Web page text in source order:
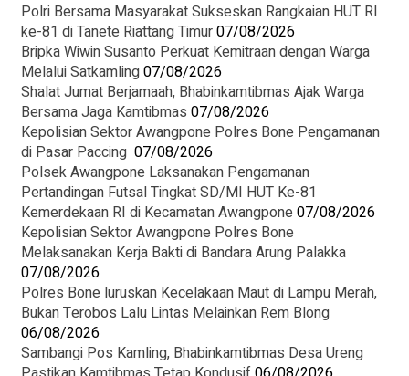
Polri Bersama Masyarakat Sukseskan Rangkaian HUT RI
ke-81 di Tanete Riattang Timur07/08/2026
Bripka Wiwin Susanto Perkuat Kemitraan dengan Warga
Melalui Satkamling07/08/2026
Shalat Jumat Berjamaah, Bhabinkamtibmas Ajak Warga
Bersama Jaga Kamtibmas 07/08/2026
Kepolisian Sektor Awangpone Polres Bone Pengamanan
di Pasar Paccing ‎ 07/08/2026
Polsek Awangpone Laksanakan Pengamanan
Pertandingan Futsal Tingkat SD/MI HUT Ke-81
Kemerdekaan RI di Kecamatan Awangpone07/08/2026
‎Kepolisian Sektor Awangpone Polres Bone
Melaksanakan Kerja Bakti di Bandara Arung Palakka ‎
07/08/2026
Polres Bone luruskan Kecelakaan Maut di Lampu Merah,
Bukan Terobos Lalu Lintas Melainkan Rem Blong
06/08/2026
Sambangi Pos Kamling, Bhabinkamtibmas Desa Ureng